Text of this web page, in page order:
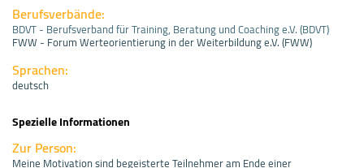
Berufsverbände:
BDVT - Berufsverband für Training, Beratung und Coaching e.V. (BDVT)
FWW - Forum Werteorientierung in der Weiterbildung e.V. (FWW)
Sprachen:
deutsch
Spezielle Informationen
Zur Person:
Meine Motivation sind begeisterte Teilnehmer am Ende einer